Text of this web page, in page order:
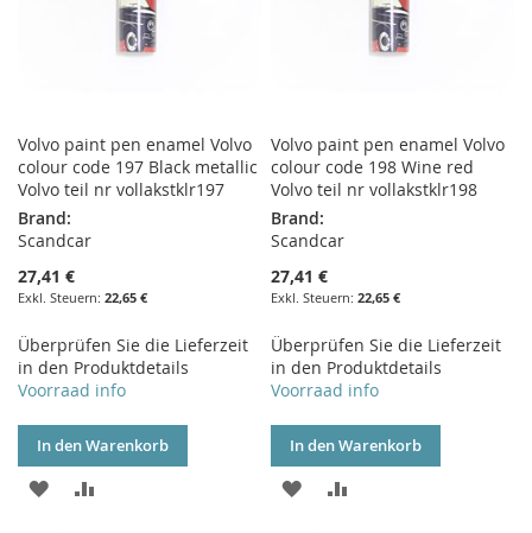
Volvo paint pen enamel Volvo
colour code 197 Black metallic
Volvo teil nr vollakstklr197
Brand:
Scandcar
27,41 €
22,65 €
Überprüfen Sie die Lieferzeit
in den Produktdetails
Voorraad info
In den Warenkorb
ZUR
Volvo paint pen enamel Volvo
colour code 198 Wine red
Volvo teil nr vollakstklr198
Brand:
Scandcar
27,41 €
22,65 €
Überprüfen Sie die Lieferzeit
in den Produktdetails
Voorraad info
In den Warenkorb
ZUR